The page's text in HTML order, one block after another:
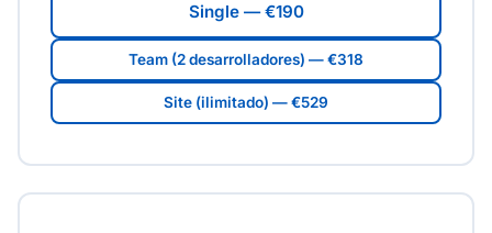
Single — €190
Team (2 desarrolladores) — €318
Site (ilimitado) — €529